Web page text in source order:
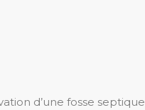
d’une fosse septique